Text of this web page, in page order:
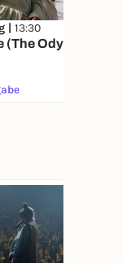
| 13:30
(The Odyssey)